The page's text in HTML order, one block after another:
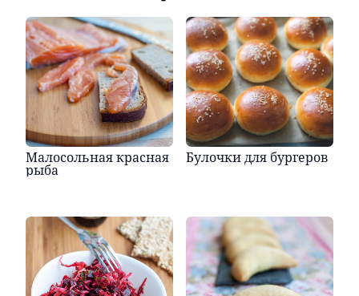
Малосольная красная
рыба
Булочки для бургеров